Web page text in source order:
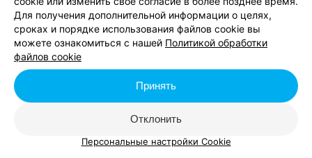
Для получения дополнительной информации о целях,
сроках и порядке использования файлов cookie вы
можете ознакомиться с нашей Политикой обработки
файлов cookie
Отклонить
Принять
Персональные настройки Cookie